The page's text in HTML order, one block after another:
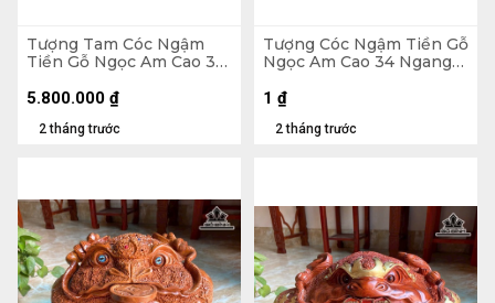
Tượng Tam Cóc Ngậm
Tiền Gỗ Ngọc Am Cao 31
24kg
2 tháng trước
5.800.000 ₫
Tượng Cóc Ngậm Tiền Gỗ
Ngọc Am Cao 34 Ngang
2 tháng trước
1 ₫